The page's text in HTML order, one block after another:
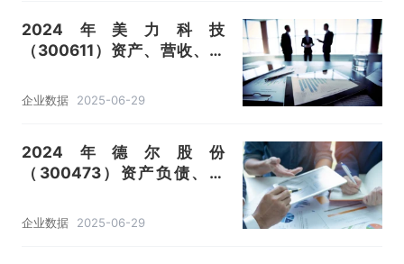
2024年美力科技
（300611）资产、营收、成
弹簧、车身及内饰弹簧）数据
统计
企业数据 2025-06-29
2024年德尔股份
（300473）资产负债、营
噪、隔热及轻量化、电机、电
泵及机械泵类）数据统计
企业数据 2025-06-29